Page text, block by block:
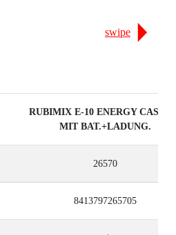
swipe
RUBIMIX E-10 ENERGY CASE
MIT BAT.+LADUNG.
26570
8413797265705